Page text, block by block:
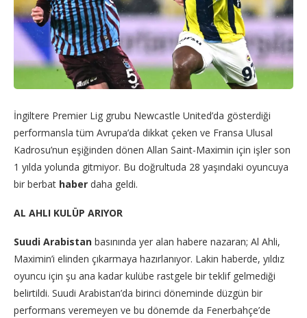
İngiltere Premier Lig grubu Newcastle United’da gösterdiği
performansla tüm Avrupa’da dikkat çeken ve Fransa Ulusal
Kadrosu’nun eşiğinden dönen Allan Saint-Maximin için işler son
1 yılda yolunda gitmiyor. Bu doğrultuda 28 yaşındaki oyuncuya
bir berbat haber daha geldi.
AL AHLI KULÜP ARIYOR
Suudi Arabistan basınında yer alan habere nazaran; Al Ahli,
Maximin’i elinden çıkarmaya hazırlanıyor. Lakin haberde, yıldız
oyuncu için şu ana kadar kulübe rastgele bir teklif gelmediği
belirtildi. Suudi Arabistan’da birinci döneminde düzgün bir
performans veremeyen ve bu dönemde da Fenerbahçe’de